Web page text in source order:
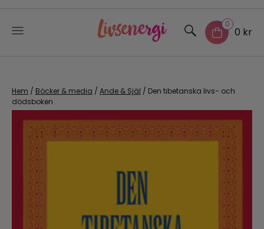
content
0
0 kr
Hem / Böcker & media / Ande & Själ / Den tibetanska livs- och
dödsboken